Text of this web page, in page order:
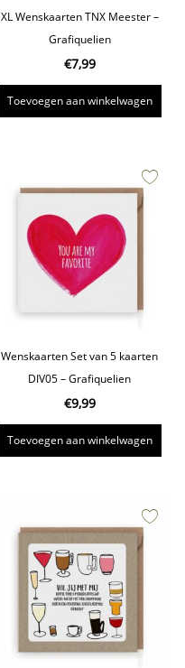
XL Wenskaarten TNX Meester –
Grafiquelien
€7,99
Toevoegen aan winkelwagen
Wenskaarten Set van 5 kaarten
DIV05 – Grafiquelien
€9,99
Toevoegen aan winkelwagen